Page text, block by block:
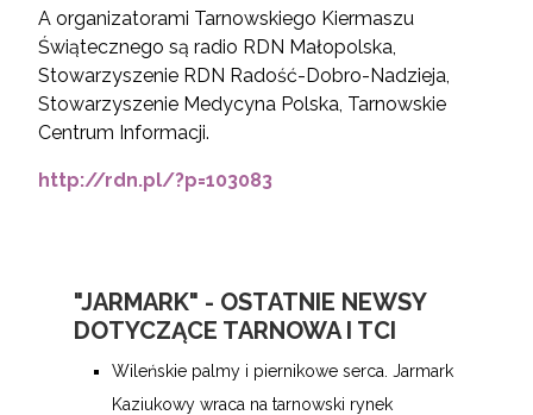
A organizatorami Tarnowskiego Kiermaszu
Świątecznego są radio RDN Małopolska,
Stowarzyszenie RDN Radość-Dobro-Nadzieja,
Stowarzyszenie Medycyna Polska, Tarnowskie
Centrum Informacji.
http://rdn.pl/?p=103083
"JARMARK" - OSTATNIE NEWSY
DOTYCZĄCE TARNOWA I TCI
Wileńskie palmy i piernikowe serca. Jarmark
Kaziukowy wraca na tarnowski rynek